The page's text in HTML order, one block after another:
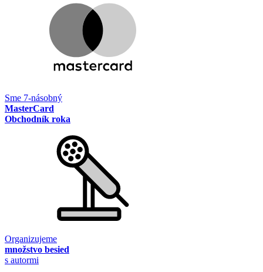
Sme 7-násobný
MasterCard
Obchodník roka
Organizujeme
množstvo besied
s autormi